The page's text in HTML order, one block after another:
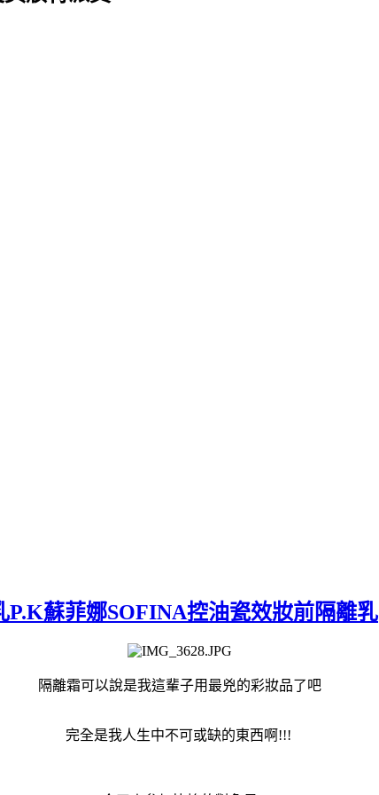
蘇菲娜SOFINA控油瓷效妝前隔離乳
隔離霜可以說是我這輩子用最兇的彩妝品了吧
完全是我人生中不可或缺的東西啊!!!